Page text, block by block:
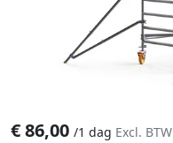
€86,00 /1 dag Excl. BTW